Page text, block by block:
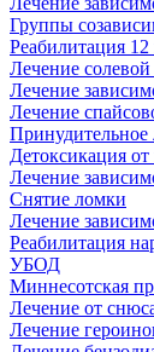
Группы
Реабилитация
Лечение
Лечение
Лечение
Принудительное
Детоксикация от
Лечение
Снятие ломки
Лечение
Реабилитация
УБОД
Миннесотская
Лечение от
Лечение